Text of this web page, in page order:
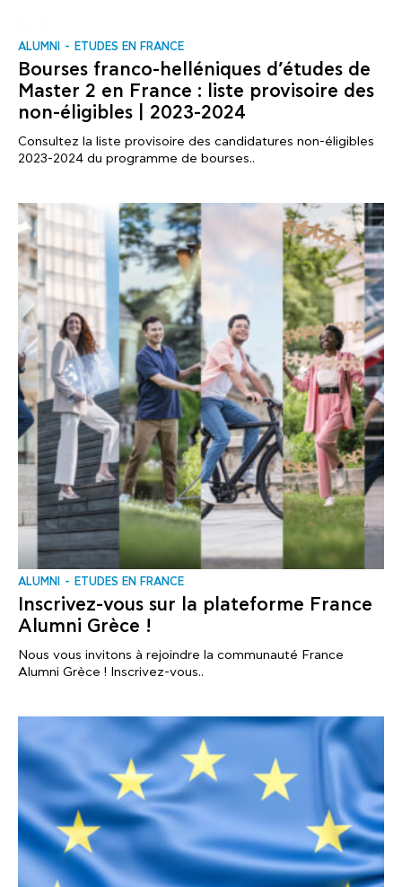
ALUMNI ΕTUDES EN FRANCE
Bourses franco-helléniques d’études de
Master 2 en France : liste provisoire des
non-éligibles | 2023-2024
Consultez la liste provisoire des candidatures non-éligibles
2023-2024 du programme de bourses..
ALUMNI ΕTUDES EN FRANCE
Inscrivez-vous sur la plateforme France
Alumni Grèce !
Nous vous invitons à rejoindre la communauté France
Alumni Grèce ! Inscrivez-vous..